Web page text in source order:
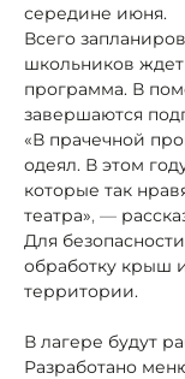
середине июня.
Всего
школьников
программа. В
завершаются
«В прачечной
одеял. В этом
которые так
театра», —
Для
обработку крыш
территории.
В лагере будут
Разработано